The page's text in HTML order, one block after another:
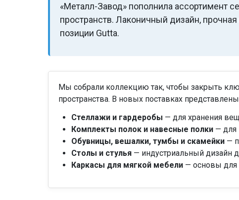
«Металл-Завод» пополнила ассортимент
пространств. Лаконичный дизайн,
позиции Gutta.
Мы собрали коллекцию так, чтобы закрыть
пространства. В новых поставках
Стеллажи и гардеробы — для хранения
Комплекты полок и навесные полки— для
Обувницы, вешалки, тумбы и скамейки—
Столы и стулья— индустриальный дизайн
Каркасы для мягкой мебели— основы для